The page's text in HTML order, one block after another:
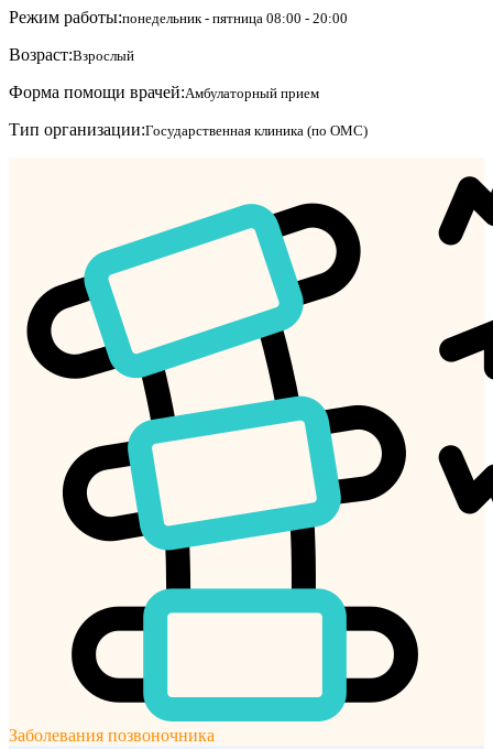
Режим работы:понедельник - пятница 08:00 - 20:00
Возраст:Взрослый
Форма помощи врачей:Амбулаторный прием
Тип организации:Государственная клиника (по ОМС)
Заболевания позвоночника